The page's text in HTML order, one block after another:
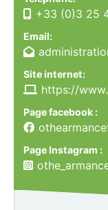
+33 (0)3 25
Email:
Site internet:
https://
Page facebook :
Page Instagram :